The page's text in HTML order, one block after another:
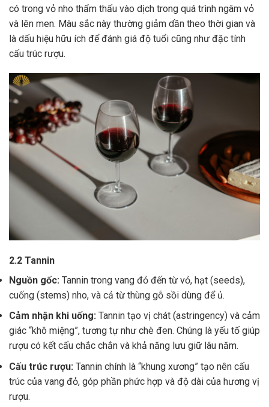
có trong vỏ nho thẩm thấu vào dịch trong quá trình ngâm vỏ
và lên men. Màu sắc này thường giảm dần theo thời gian và
là dấu hiệu hữu ích để đánh giá độ tuổi cũng như đặc tính
cấu trúc rượu.
2.2 Tannin
Nguồn gốc: Tannin trong vang đỏ đến từ vỏ, hạt (seeds),
cuống (stems) nho, và cả từ thùng gỗ sồi dùng để ủ.
Cảm nhận khi uống: Tannin tạo vị chát (astringency) và cảm
giác “khô miệng”, tương tự như chè đen. Chúng là yếu tố giúp
rượu có kết cấu chắc chắn và khả năng lưu giữ lâu năm.
Cấu trúc rượu: Tannin chính là “khung xương” tạo nên cấu
trúc của vang đỏ, góp phần phức hợp và độ dài của hương vị
rượu.